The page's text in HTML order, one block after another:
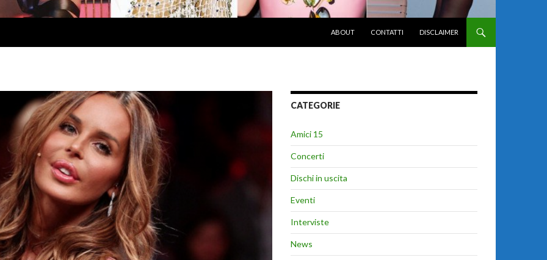
ABOUT
CONTATTI DISCLAIMER
CATEGORIE
Amici 15
Concerti
Dischi in uscita
Eventi
Interviste
News